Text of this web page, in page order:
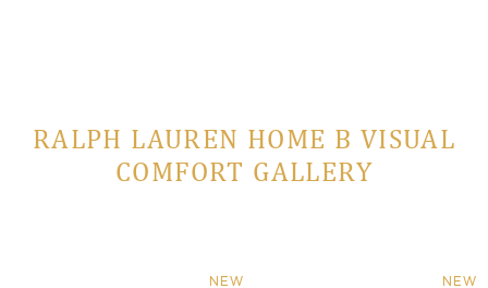
RALPH LAUREN HOME В VISUAL
COMFORT GALLERY
NEW NEW